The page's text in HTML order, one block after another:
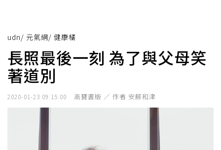
udn/ 元氣網/ 健康橘
長照最後一刻 為了與父母笑
著道別
2020-01-23 09:15:00 高寶書版 ／ 作者 安藤和津